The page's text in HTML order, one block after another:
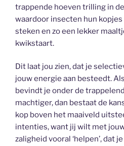
trappende hoeven trilling in
waardoor insecten hun
steken en zo een lekker
kwikstaart.
Dit laat jou zien, dat je
jouw energie aan besteedt.
bevindt je onder de
machtiger, dan bestaat de
kop boven het maaiveld
intenties, want jij wilt met
zaligheid vooral ‘helpen’, dat